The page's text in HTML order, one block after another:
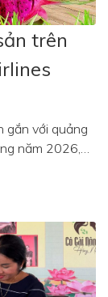
trên
gắn với quảng
năm 2026,
Công ty
khác của tỉnh